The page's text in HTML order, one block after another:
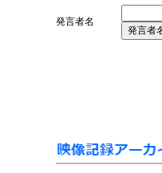
発言者名